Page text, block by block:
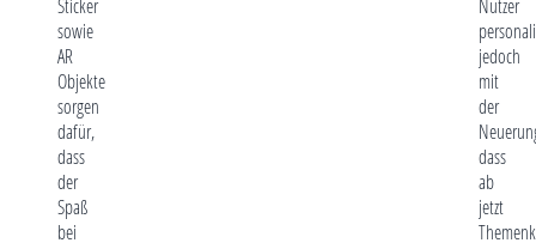
Sticker
sowie
AR
Objekte
sorgen
dafür,
dass
der
Spaß
bei
Nutzer
jedoch
mit
der
dass
ab
jetzt